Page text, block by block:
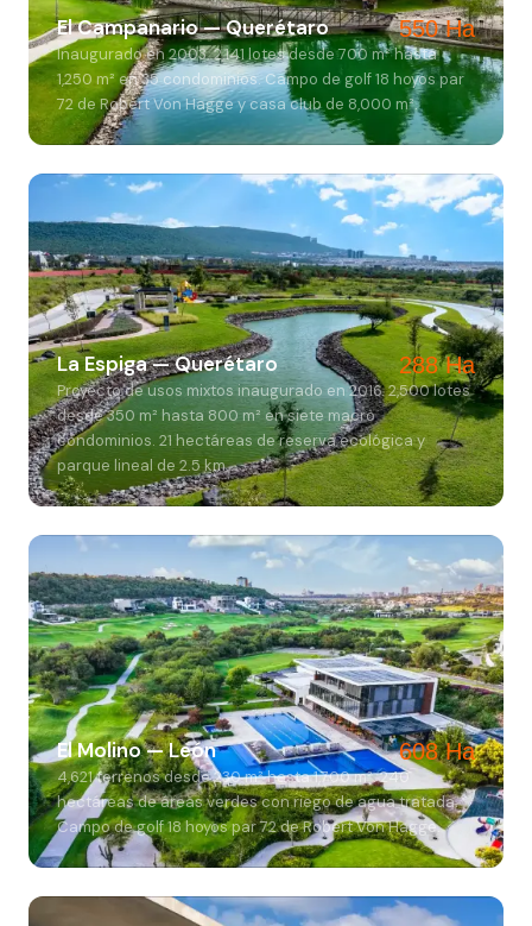
El Campanario — Querétaro 550 Ha
Inaugurado en 2003. 2,141 lotes desde 700 m² hasta
1,250 m² en 35 condominios. Campo de golf 18 hoyos par
72 de Robert Von Hagge y casa club de 8,000 m².
La Espiga — Querétaro 288 Ha
Proyecto de usos mixtos inaugurado en 2016. 2,500 lotes
desde 350 m² hasta 800 m² en siete macro
condominios. 21 hectáreas de reserva ecológica y
parque lineal de 2.5 km.
El Molino — León 608 Ha
4,621 terrenos desde 230 m² hasta 1,700 m². 240
hectáreas de áreas verdes con riego de agua tratada.
Campo de golf 18 hoyos par 72 de Robert Von Hagge.